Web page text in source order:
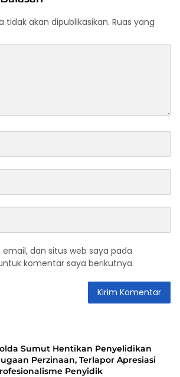
tidak akan dipublikasikan. Ruas yang
dan situs web saya pada
komentar saya berikutnya.
Sumut Hentikan Penyelidikan
Perzinaan, Terlapor Apresiasi
Penyidik